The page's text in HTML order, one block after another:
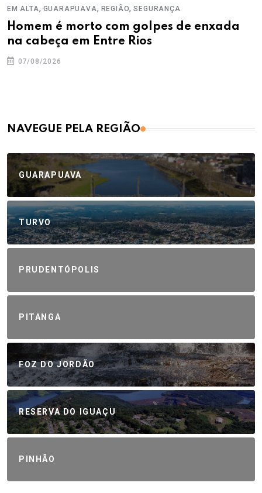
EM ALTA, GUARAPUAVA, REGIÃO,SEGURANÇA
Homem é morto com golpes de enxada
na cabeça em Entre Rios
07/08/2026
NAVEGUE PELA REGIÃO
GUARAPUAVA
TURVO
PRUDENTÓPOLIS
PITANGA
FOZ DO JORDÃO
RESERVA DO IGUAÇU
PINHÃO